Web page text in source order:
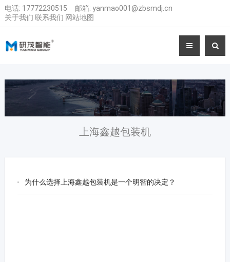
电话: 17772230515 邮箱: yanmao001@zbsmdj.cn
关于我们 联系我们 网站地图
上海鑫越包装机
为什么选择上海鑫越包装机是一个明智的决定？